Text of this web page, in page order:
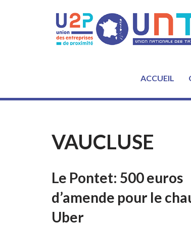
ACCUEIL
VAUCLUSE
Le Pontet: 500 euros
d’amende pour le
Uber